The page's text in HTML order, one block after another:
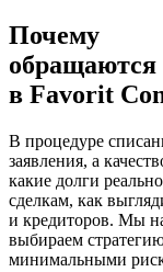
Почему
обращаются
в Favorit
В процедуре
заявления, а
какие долги
сделкам, как
и кредиторов. Мы
выбираем
минимальными